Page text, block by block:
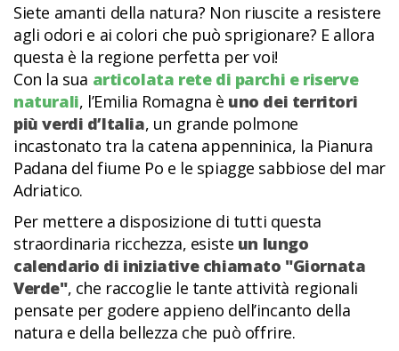
Siete amanti della natura? Non riuscite a resistere
agli odori e ai colori che può sprigionare? E allora
questa è la regione perfetta per voi!
Con la sua articolata rete di parchi e riserve
naturali, l’Emilia Romagna è uno dei territori
più verdi d’Italia, un grande polmone
incastonato tra la catena appenninica, la Pianura
Padana del fiume Po e le spiagge sabbiose del mar
Adriatico.
Per mettere a disposizione di tutti questa
straordinaria ricchezza, esiste un lungo
calendario di iniziative chiamato "Giornata
Verde", che raccoglie le tante attività regionali
pensate per godere appieno dell’incanto della
natura e della bellezza che può offrire.